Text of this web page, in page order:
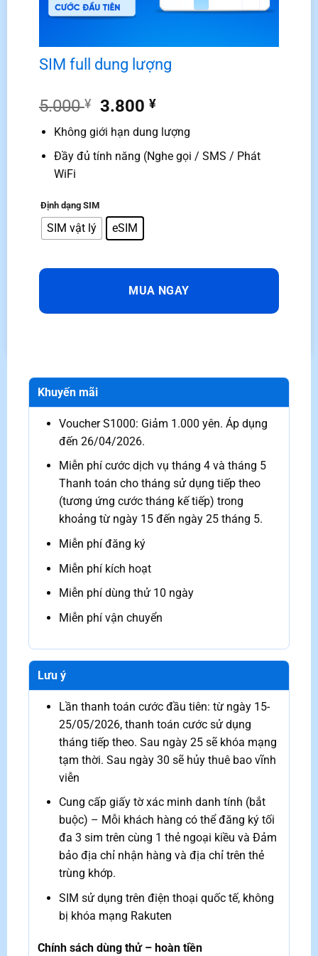
SIM full dung lượng
5.000¥
Giá
là:
5.000 ¥.
3.800¥Giá
tại
là:
Không giới hạn dung lượng
Đầy đủ tính năng (Nghe gọi / SMS / Phát
WiFi
Định dạng SIM
SIM vật lý eSIM
MUA NGAY
Khuyến mãi
Voucher S1000: Giảm 1.000 yên. Áp dụng
đến 26/04/2026.
Miễn phí cước dịch vụ tháng 4 và tháng 5
Thanh toán cho tháng sử dụng tiếp theo
(tương ứng cước tháng kế tiếp) trong
khoảng từ ngày 15 đến ngày 25 tháng 5.
Miễn phí đăng ký
Miễn phí kích hoạt
Miễn phí dùng thử 10 ngày
Miễn phí vận chuyển
Lưu ý
Lần thanh toán cước đầu tiên: từ ngày 15-
25/05/2026, thanh toán cước sử dụng
tháng tiếp theo. Sau ngày 25 sẽ khóa mạng
tạm thời. Sau ngày 30 sẽ hủy thuê bao vĩnh
viễn
Cung cấp giấy tờ xác minh danh tính (bắt
buộc) – Mỗi khách hàng có thể đăng ký tối
đa 3 sim trên cùng 1 thẻ ngoại kiều và Đảm
bảo địa chỉ nhận hàng và địa chỉ trên thẻ
trùng khớp.
SIM sử dụng trên điện thoại quốc tế, không
bị khóa mạng Rakuten
Chính sách dùng thử – hoàn tiền